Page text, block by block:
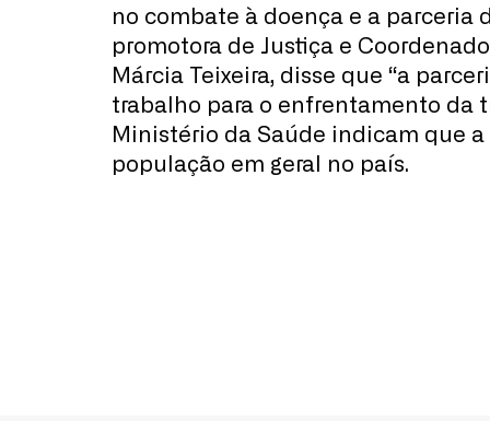
no combate à doença e a parceria
promotora de Justiça e
Márcia Teixeira, disse que “a
trabalho para o enfrentamento da
Ministério da Saúde indicam que
população em geral no país.